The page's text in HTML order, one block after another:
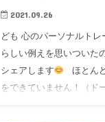
2021.09.26
ども 心のパーソナルト
らしい例えを思いついた
シェアします
ほとん
をできていません！（ド